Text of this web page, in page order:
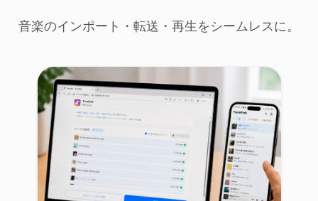
音楽のインポート・転送・再生をシームレスに。